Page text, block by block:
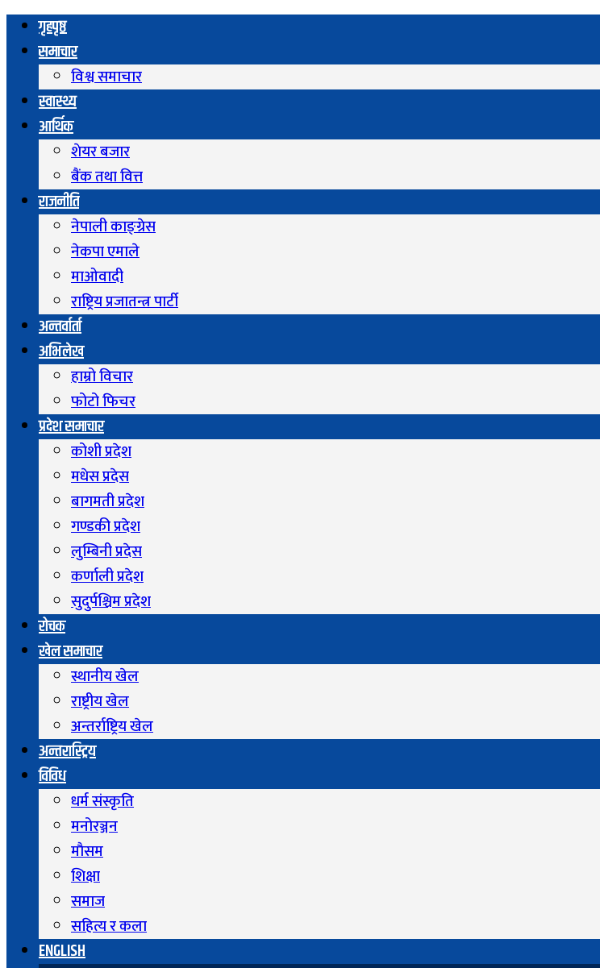
गृहपृष्ठ
समाचार
विश्व समाचार
स्वास्थ्य
आर्थिक
शेयर बजार
बैंक तथा वित्त
राजनीति
नेपाली काङ्ग्रेस
नेकपा एमाले
माओवादी
राष्ट्रिय प्रजातन्त्र पार्टी
अन्तर्वार्ता
अभिलेख
हाम्रो विचार
फोटो फिचर
प्रदेश समाचार
कोशी प्रदेश
मधेस प्रदेस
बागमती प्रदेश
गण्डकी प्रदेश
लुम्बिनी प्रदेस
कर्णाली प्रदेश
सुदुर्पश्चिम प्रदेश
रोचक
खेल समाचार
स्थानीय खेल
राष्ट्रीय खेल
अन्तर्राष्ट्रिय खेल
अन्तरास्ट्रिय
विविध
धर्म संस्कृति
मनोरञ्जन
माैसम
शिक्षा
समाज
सहित्य र कला
ENGLISH